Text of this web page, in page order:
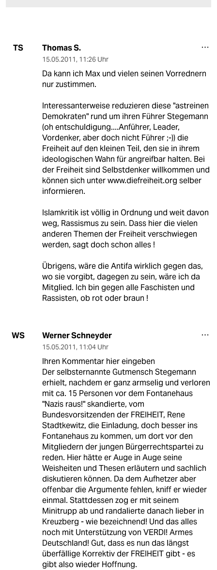
TS Thomas S.
15.05.2011, 11:26 Uhr
Da kann ich Max und vielen seinen Vorrednern
nur zustimmen.
Interessanterweise reduzieren diese "astreinen
Demokraten" rund um ihren Führer Stegemann
(oh entschuldigung....Anführer, Leader,
Vordenker, aber doch nicht Führer ;-)) die
Freiheit auf den kleinen Teil, den sie in ihrem
ideologischen Wahn für angreifbar halten. Bei
der Freiheit sind Selbstdenker willkommen und
können sich unter www.diefreiheit.org selber
informieren.
Islamkritik ist völlig in Ordnung und weit davon
weg, Rassismus zu sein. Dass hier die vielen
anderen Themen der Freiheit verschwiegen
werden, sagt doch schon alles !
Übrigens, wäre die Antifa wirklich gegen das,
wo sie vorgibt, dagegen zu sein, wäre ich da
Mitglied. Ich bin gegen alle Faschisten und
Rassisten, ob rot oder braun !
WS Werner Schneyder
15.05.2011, 11:04 Uhr
Ihren Kommentar hier eingeben
Der selbsternannte Gutmensch Stegemann
erhielt, nachdem er ganz armselig und verloren
mit ca. 15 Personen vor dem Fontanehaus
"Nazis raus!" skandierte, vom
Bundesvorsitzenden der FREIHEIT, Rene
Stadtkewitz, die Einladung, doch besser ins
Fontanehaus zu kommen, um dort vor den
Mitgliedern der jungen Bürgerrechtspartei zu
reden. Hier hätte er Auge in Auge seine
Weisheiten und Thesen erläutern und sachlich
diskutieren können. Da dem Aufhetzer aber
offenbar die Argumente fehlen, kniff er wieder
einmal. Stattdessen zog er mit seinem
Minitrupp ab und randalierte danach lieber in
Kreuzberg - wie bezeichnend! Und das alles
noch mit Unterstützung von VERDI! Armes
Deutschland! Gut, dass es nun das längst
überfällige Korrektiv der FREIHEIT gibt - es
gibt also wieder Hoffnung.